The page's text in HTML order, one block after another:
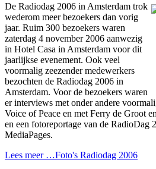
De Radiodag 2006 in Amsterdam trok
wederom meer bezoekers dan vorig
jaar. Ruim 300 bezoekers waren
zaterdag 4 november 2006 aanwezig
in Hotel Casa in Amsterdam voor dit
jaarlijkse evenement. Ook veel
voormalig zeezender medewerkers
bezochten de Radiodag 2006 in
Amsterdam. Voor de bezoekers waren
er interviews met o­nder andere
Voice of Peace en met Ferry de Groot
en een fotoreportage van de RadioDag
MediaPages.
Lees meer …Foto's Radiodag 2006